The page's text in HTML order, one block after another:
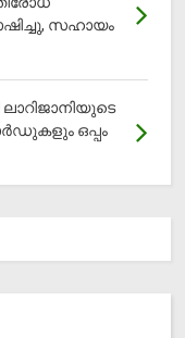
സഹായം
ഒപ്പം